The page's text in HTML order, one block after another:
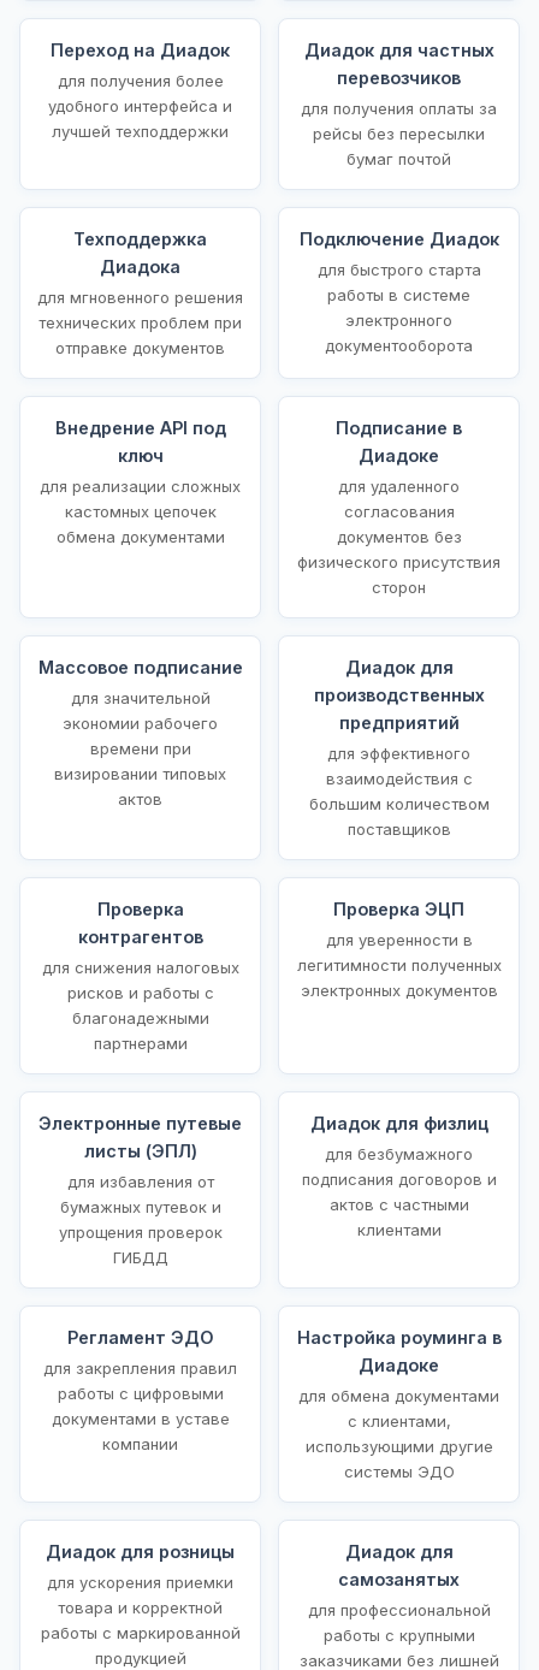
Переход на Диадок
для получения более
удобного интерфейса и
лучшей техподдержки
Диадок для частных
перевозчиков
для получения оплаты за
рейсы без пересылки
бумаг почтой
Техподдержка
Диадока
для мгновенного решения
технических проблем при
отправке документов
Подключение Диадок
для быстрого старта
работы в системе
электронного
документооборота
Внедрение API под
ключ
для реализации сложных
кастомных цепочек
обмена документами
Подписание в
Диадоке
для удаленного
согласования
документов без
физического присутствия
сторон
Массовое подписание
для значительной
экономии рабочего
времени при
визировании типовых
актов
Диадок для
производственных
предприятий
для эффективного
взаимодействия с
большим количеством
поставщиков
Проверка
контрагентов
для снижения налоговых
рисков и работы с
благонадежными
партнерами
Проверка ЭЦП
для уверенности в
легитимности полученных
электронных документов
Электронные путевые
листы (ЭПЛ)
для избавления от
бумажных путевок и
упрощения проверок
ГИБДД
Диадок для физлиц
для безбумажного
подписания договоров и
актов с частными
клиентами
Регламент ЭДО
для закрепления правил
работы с цифровыми
документами в уставе
компании
Настройка роуминга в
Диадоке
для обмена документами
с клиентами,
использующими другие
системы ЭДО
Диадок для розницы
для ускорения приемки
товара и корректной
работы с маркированной
продукцией
Диадок для
самозанятых
для профессиональной
работы с крупными
заказчиками без лишней